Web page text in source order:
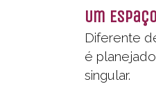
Um
Diferente
é
singular.